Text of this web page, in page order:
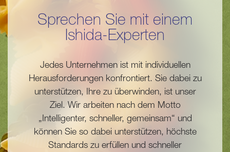
Sprechen Sie mit einem
Ishida-Experten
Jedes Unternehmen ist mit individuellen
Herausforderungen konfrontiert. Sie dabei zu
unterstützen, Ihre zu überwinden, ist unser
Ziel. Wir arbeiten nach dem Motto
„Intelligenter, schneller, gemeinsam“ und
können Sie so dabei unterstützen, höchste
Standards zu erfüllen und schneller